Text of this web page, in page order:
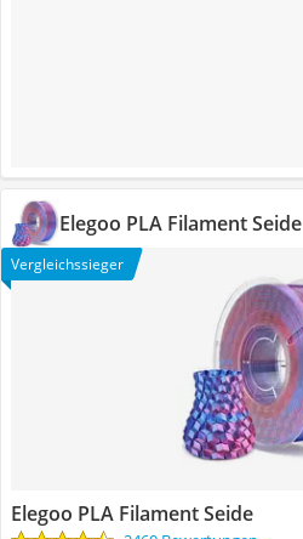
Elegoo PLA Filament Seide
Vergleichssieger
Elegoo PLA Filament Seide